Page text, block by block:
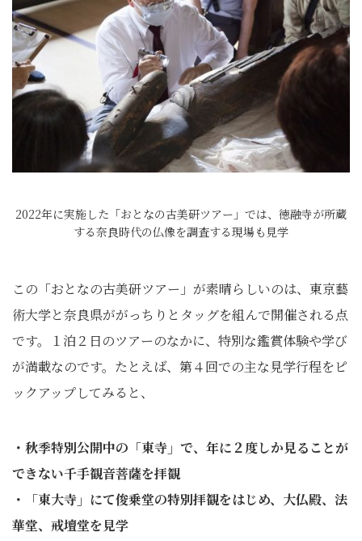
2022年に実施した「おとなの古美研ツアー」では、徳融寺が所蔵
する奈良時代の仏像を調査する現場も見学
この「おとなの古美研ツアー」が素晴らしいのは、東京藝
術大学と奈良県ががっちりとタッグを組んで開催される点
です。１泊２日のツアーのなかに、特別な鑑賞体験や学び
が満載なのです。たとえば、第４回での主な見学行程をピ
ックアップしてみると、
・秋季特別公開中の「東寺」で、年に２度しか見ることが
できない千手観音菩薩を拝観
・「東大寺」にて俊乗堂の特別拝観をはじめ、大仏殿、法
華堂、戒壇堂を見学